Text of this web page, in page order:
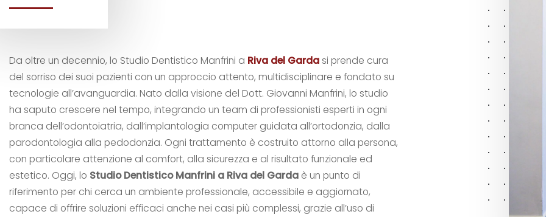
Da oltre un decennio, lo Studio Dentistico Manfrini a Riva del Gardasi prende cura
del sorriso dei suoi pazienti con un approccio attento, multidisciplinare e fondato su
tecnologie all’avanguardia. Nato dalla visione del Dott. Giovanni Manfrini, lo studio
ha saputo crescere nel tempo, integrando un team di professionisti esperti in ogni
branca dell’odontoiatria, dall’implantologia computer guidata all’ortodonzia, dalla
parodontologia alla pedodonzia. Ogni trattamento è costruito attorno alla persona,
con particolare attenzione al comfort, alla sicurezza e al risultato funzionale ed
estetico. Oggi, lo Studio Dentistico Manfrini a Riva del Garda è un punto di
riferimento per chi cerca un ambiente professionale, accessibile e aggiornato,
capace di offrire soluzioni efficaci anche nei casi più complessi, grazie all’uso di